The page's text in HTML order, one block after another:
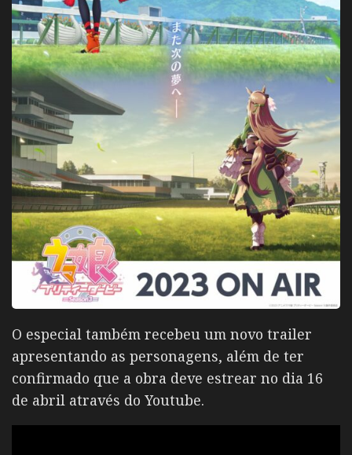
O especial também recebeu um novo trailer
apresentando as personagens, além de ter
confirmado que a obra deve estrear no dia 16
de abril através do Youtube.